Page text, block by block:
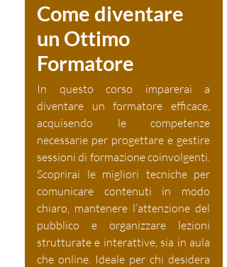
Come diventare
un Ottimo
Formatore
In questo corso imparerai a
diventare un formatore efficace,
acquisendo le competenze
necessarie per progettare e gestire
sessioni di formazione coinvolgenti.
Scoprirai le migliori tecniche per
comunicare contenuti in modo
chiaro, mantenere l’attenzione del
pubblico e organizzare lezioni
strutturate e interattive, sia in aula
che online. Ideale per chi desidera